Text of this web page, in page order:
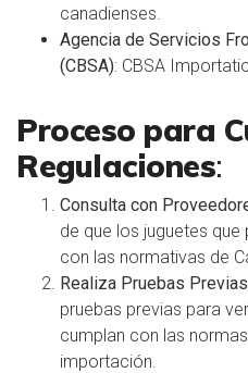
canadienses.
Agencia de Servicios
(CBSA): CBSA
Proceso para
Regulaciones:
Consulta con
de que los juguetes
con las normativas de
Realiza Pruebas Previas
pruebas previas para
cumplan con las
importación.